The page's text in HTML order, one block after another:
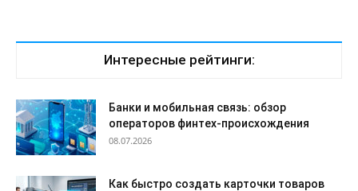
Интересные рейтинги:
Банки и мобильная связь: обзор
операторов финтех-происхождения
08.07.2026
Как быстро создать карточки товаров